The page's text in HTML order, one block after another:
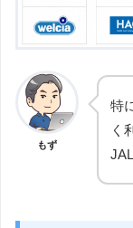
もず
特
く